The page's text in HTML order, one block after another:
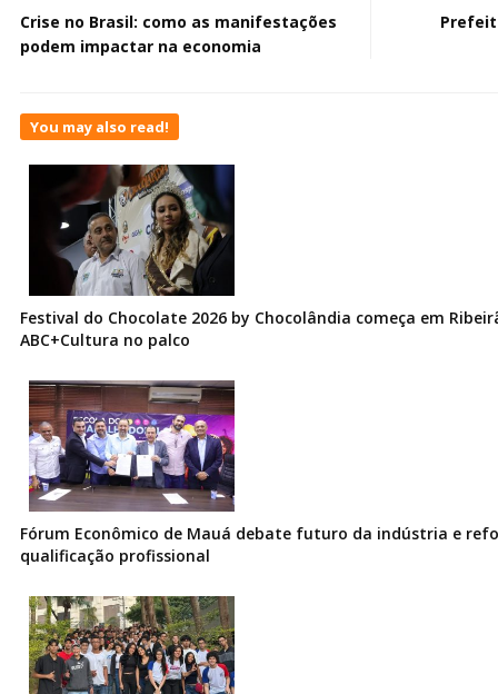
Crise no Brasil: como as manifestações
podem impactar na economia
You may also read!
Festival do Chocolate 2026 by Chocolândia começa em
ABC+Cultura no palco
Fórum Econômico de Mauá debate futuro da indústria e
qualificação profissional